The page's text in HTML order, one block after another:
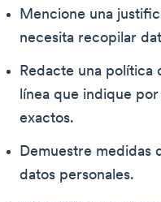
Mencione una
necesita recopilar
Redacte una política
línea que indique
exactos.
Demuestre medidas
datos personales.